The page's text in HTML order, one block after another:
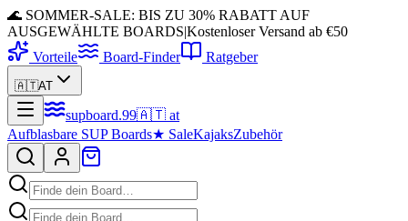
🌊 SOMMER-SALE: BIS ZU 30% RABATT AUF
AUSGEWÄHLTE BOARDS|Kostenloser Versand ab €50
Vorteile
Board-Finder Ratgeber
🇦🇹AT
supboard.99🇦🇹 at
Aufblasbare SUP Boards★ SaleKajaksZubehör